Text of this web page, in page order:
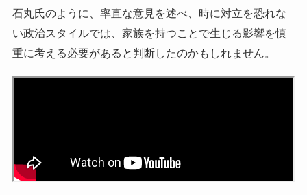
石丸氏のように、率直な意見を述べ、時に対立を恐れな
い政治スタイルでは、家族を持つことで生じる影響を慎
重に考える必要があると判断したのかもしれません。